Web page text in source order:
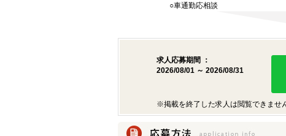
○車通勤応相談
求人応募期間 ：
2026/08/01 ～ 2026/08/31
※掲載を終了した求人は閲覧できませ